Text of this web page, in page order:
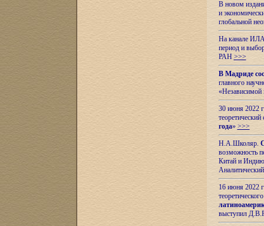
В новом
и
глобальной
На канале
период и
РАН >>>
В Мадриде
главного
«Независимой
30 июня 2022
года» >>>
Н.А.Школяр.
возможность
Китай и
16 июня 2022
выступил